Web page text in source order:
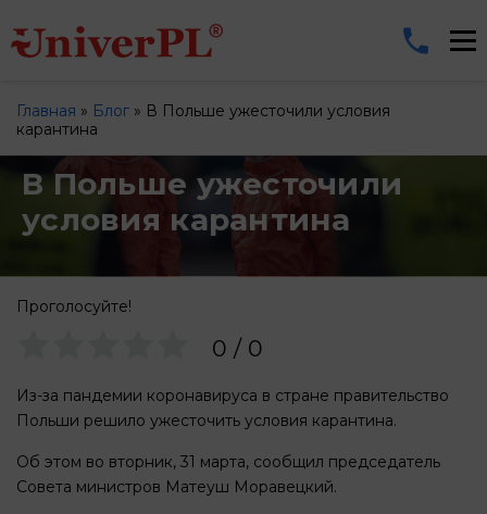
Главная » Блог » В Польше ужесточили условия
карантина
В Польше ужесточили
условия карантина
Проголосуйте!
0 / 0
Из-за пандемии коронавируса в стране правительство
Польши решило ужесточить условия карантина.
Об этом во вторник, 31 марта, сообщил председатель
Совета министров Матеуш Моравецкий.